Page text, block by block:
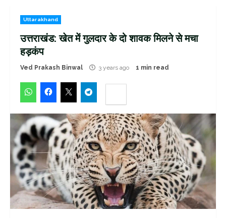
Uttarakhand
उत्तराखंड: खेत में गुलदार के दो शावक मिलने से मचा
हड़कंप
Ved Prakash Binwal 3 years ago 1 min read